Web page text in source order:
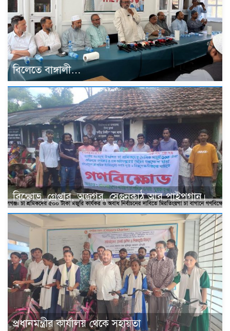
বিলেতে বাঙ্গালী…
বিক্ষোভ, গ্রেপ্তার, অজগর, সেগুনকাঠ আর পাইপগান।
প্রধানমন্ত্রীর কার্যালয় থেকে সহায়তা